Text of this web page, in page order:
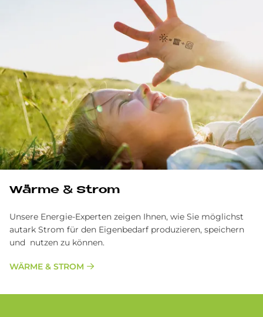
Wärme & Strom
Unsere Energie-Experten zeigen Ihnen, wie Sie möglichst
autark Strom für den Eigenbedarf produzieren, speichern
und nutzen zu können.
WÄRME & STROM